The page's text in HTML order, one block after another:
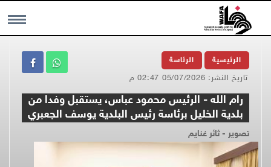
MENU الرئيسية الرئاسة
تاريخ النشر: 05/07/2026 02:47 م
رام الله - الرئيس محمود عباس، يستقبل وفدا من
بلدية الخليل برئاسة رئيس البلدية يوسف الجعبري
تصوير - ثائر غنايم